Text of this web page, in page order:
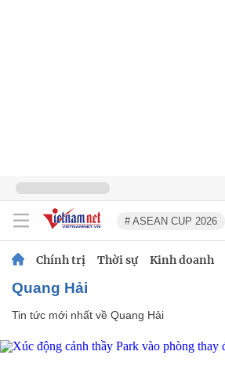
# ASEAN CUP 2026
Chính trị Thời sự Kinh doanh
Quang Hải
Tin tức mới nhất về Quang Hải